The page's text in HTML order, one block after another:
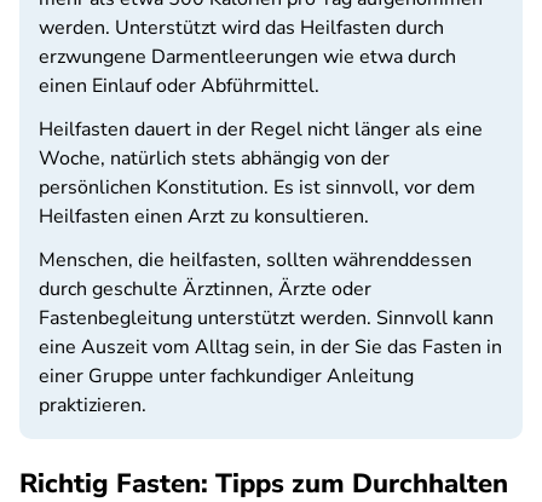
werden. Unterstützt wird das Heilfasten durch
erzwungene Darmentleerungen wie etwa durch
einen Einlauf oder Abführmittel.
Heilfasten dauert in der Regel nicht länger als eine
Woche, natürlich stets abhängig von der
persönlichen Konstitution. Es ist sinnvoll, vor dem
Heilfasten einen Arzt zu konsultieren.
Menschen, die heilfasten, sollten währenddessen
durch geschulte Ärztinnen, Ärzte oder
Fastenbegleitung unterstützt werden. Sinnvoll kann
eine Auszeit vom Alltag sein, in der Sie das Fasten in
einer Gruppe unter fachkundiger Anleitung
praktizieren.
Richtig Fasten: Tipps zum Durchhalten